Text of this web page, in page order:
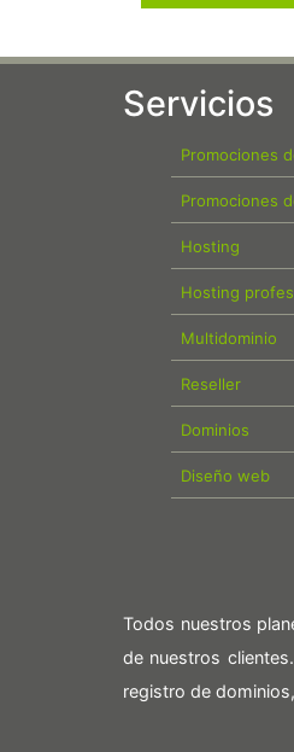
Servicios
Promociones
Promociones
Hosting
Hosting
Multidominio
Reseller
Dominios
Diseño web
Todos nuestros
de nuestros
registro de